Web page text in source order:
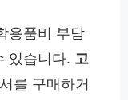
용품비 부담
있습니다. 고
를 구매하거